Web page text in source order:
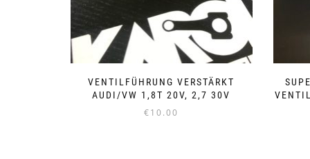
VENTILFÜHRUNG VERSTÄRKT
AUDI/VW 1,8T 20V, 2,7 30V
€10.00